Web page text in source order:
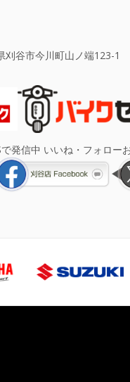
市今川町山ノ端123-1
発信中 いいね・フォロー